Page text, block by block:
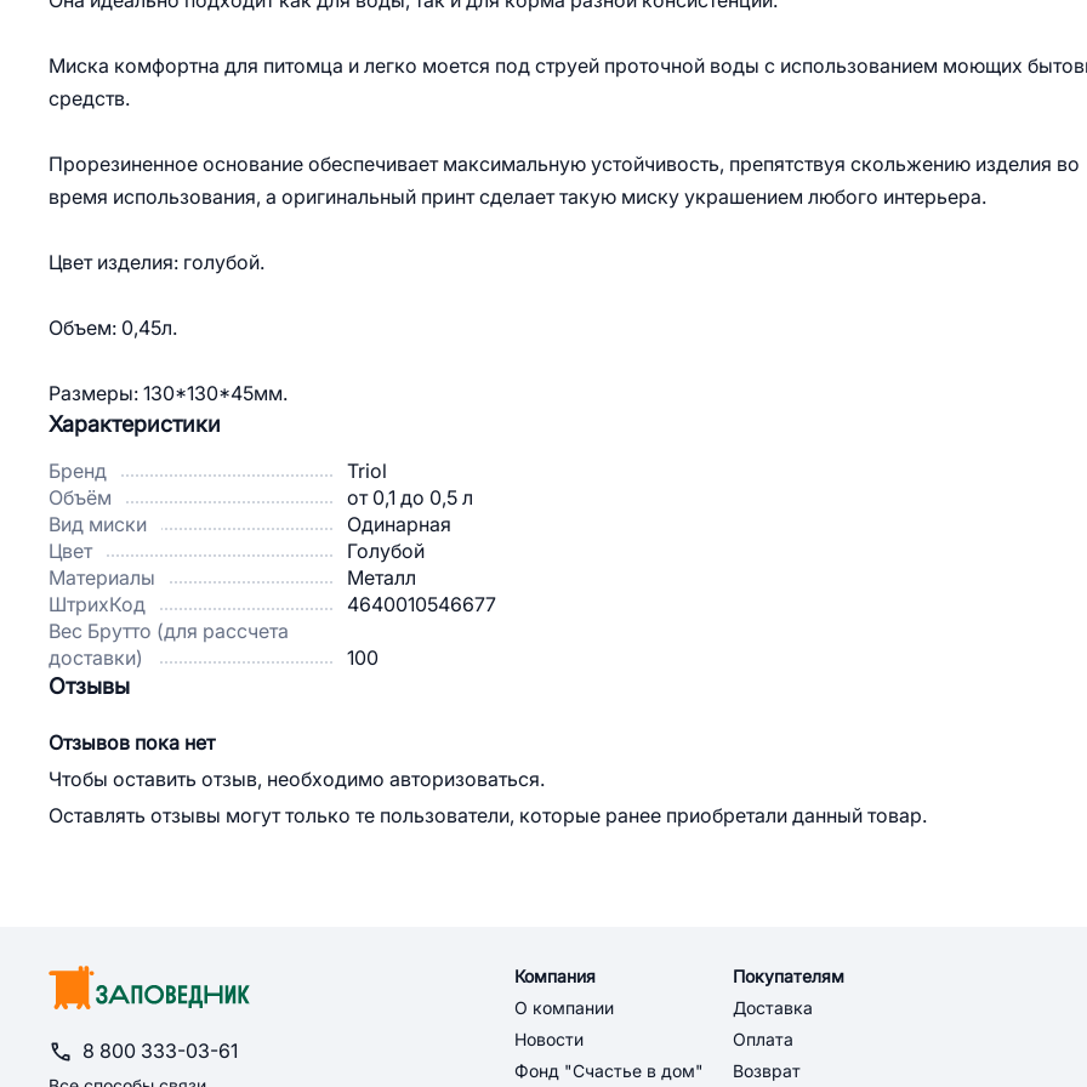
Миска комфортна для питомца и легко моется под струей проточной воды с использованием моющих
средств.
Прорезиненное основание обеспечивает максимальную устойчивость, препятствуя скольжению изделия во
время использования, а оригинальный принт сделает такую миску украшением любого интерьера.
Цвет изделия: голубой.
Объем: 0,45л.
Размеры: 130*130*45мм.
Характеристики
Бренд
Triol
Объём
от 0,1 до 0,5 л
Вид миски
Одинарная
Цвет
Голубой
Материалы
Металл
ШтрихКод
4640010546677
Вес Брутто (для рассчета
доставки)
100
Отзывы
Отзывов пока нет
Чтобы оставить отзыв, необходимо авторизоваться.
Оставлять отзывы могут только те пользователи, которые ранее приобретали данный товар.
8 800 333-03-61
Компания
О компании
Новости
Фонд "Счастье в дом"
Покупателям
Доставка
Оплата
Возврат